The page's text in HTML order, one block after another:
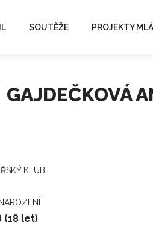
SOUTĚŽE PROJEKTY
GAJDEČKOVÁ
KLUB
(18 let)